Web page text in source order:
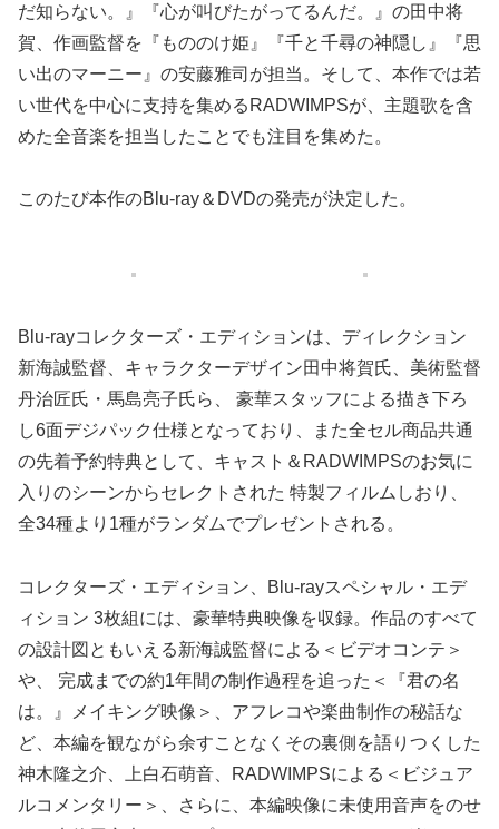
だ知らない。』『心が叫びたがってるんだ。』の田中将
賀、作画監督を『もののけ姫』『千と千尋の神隠し』『思
い出のマーニー』の安藤雅司が担当。そして、本作では若
い世代を中心に支持を集めるRADWIMPSが、主題歌を含
めた全音楽を担当したことでも注目を集めた。
このたび本作のBlu-ray＆DVDの発売が決定した。
Blu-rayコレクターズ・エディションは、ディレクション
新海誠監督、キャラクターデザイン田中将賀氏、美術監督
丹治匠氏・馬島亮子氏ら、 豪華スタッフによる描き下ろ
し6面デジパック仕様となっており、また全セル商品共通
の先着予約特典として、キャスト＆RADWIMPSのお気に
入りのシーンからセレクトされた 特製フィルムしおり、
全34種より1種がランダムでプレゼントされる。
コレクターズ・エディション、Blu-rayスペシャル・エデ
ィション 3枚組には、豪華特典映像を収録。作品のすべて
の設計図ともいえる新海誠監督による＜ビデオコンテ＞
や、 完成までの約1年間の制作過程を追った＜『君の名
は。』メイキング映像＞、アフレコや楽曲制作の秘話な
ど、本編を観ながら余すことなくその裏側を語りつくした
神木隆之介、上白石萌音、RADWIMPSによる＜ビジュア
ルコメンタリー＞、さらに、本編映像に未使用音声をのせ